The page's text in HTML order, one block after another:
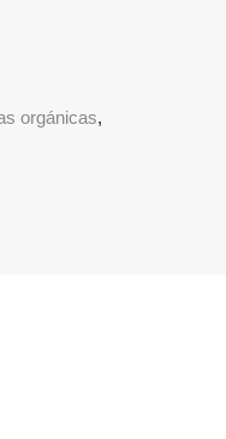
orgánicas,